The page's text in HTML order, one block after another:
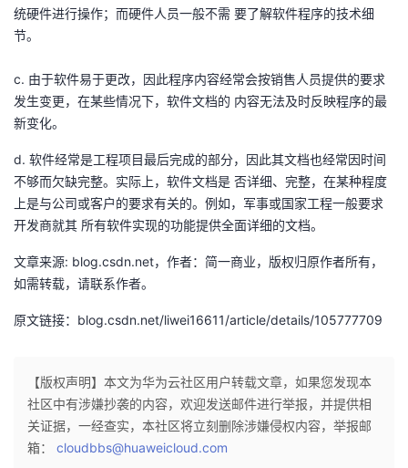
统硬件进行操作；而硬件人员一般不需 要了解软件程序的技术细
节。
c. 由于软件易于更改，因此程序内容经常会按销售人员提供的要求
发生变更，在某些情况下，软件文档的 内容无法及时反映程序的最
新变化。
d. 软件经常是工程项目最后完成的部分，因此其文档也经常因时间
不够而欠缺完整。实际上，软件文档是 否详细、完整，在某种程度
上是与公司或客户的要求有关的。例如，军事或国家工程一般要求
开发商就其 所有软件实现的功能提供全面详细的文档。
文章来源: blog.csdn.net，作者：简一商业，版权归原作者所有，
如需转载，请联系作者。
原文链接：blog.csdn.net/liwei16611/article/details/105777709
【版权声明】本文为华为云社区用户转载文章，如果您发现本
社区中有涉嫌抄袭的内容，欢迎发送邮件进行举报，并提供相
关证据，一经查实，本社区将立刻删除涉嫌侵权内容，举报邮
箱： cloudbbs@huaweicloud.com